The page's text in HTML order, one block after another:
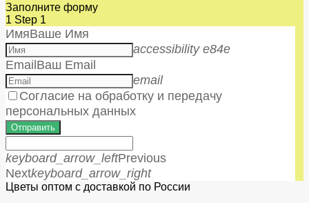
Заполните форму
1 Step 1
ИмяВаше Имя
accessibility e84e
EmailВаш Email
email
Согласие на обработку и передачу
персональных данных
Отправить
keyboard_arrow_leftPrevious
Nextkeyboard_arrow_right
Цветы оптом с доставкой по России